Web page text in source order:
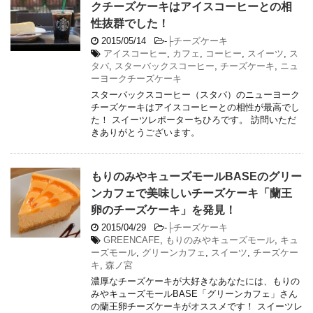
クチーズケーキはアイスコーヒーとの相
性抜群でした！
2015/05/14 - ├チーズケーキ
アイスコーヒー, カフェ , コーヒー, スイーツ, ス
タバ, スターバックスコーヒー, チーズケーキ, ニュ
ーヨークチーズケーキ
スターバックスコーヒー（スタバ）のニューヨーク
チーズケーキはアイスコーヒーとの相性が最高でし
た！ スイーツレポーターちひろです。 訪問いただ
きありがとうございます。
もりのみやキューズモールBASEのグリー
ンカフェで美味しいチーズケーキ「蘭王
卵のチーズケーキ」を発見！
2015/04/29 - ├チーズケーキ
GREENCAFE, もりのみやキューズモール, キュ
ーズモール, グリーンカフェ , スイーツ, チーズケー
キ, 森ノ宮
濃厚なチーズケーキが大好きなあなたには、もりの
みやキューズモールBASE「グリーンカフェ」さん
の蘭王卵チーズケーキがオススメです！ スイーツレ